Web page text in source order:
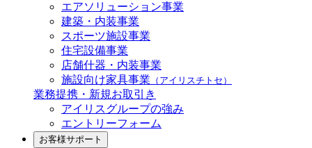
エアソリューション事業
建築・内装事業
スポーツ施設事業
住宅設備事業
店舗什器・内装事業
施設向け家具事業 （アイリスチトセ）
業務提携・新規お取引き
アイリスグループの強み
エントリーフォーム
お客様サポート